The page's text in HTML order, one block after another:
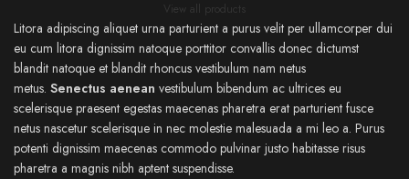
View all products
Litora adipiscing aliquet urna parturient a purus velit per ullamcorper dui
eu cum litora dignissim natoque porttitor convallis donec dictumst
blandit natoque et blandit rhoncus vestibulum nam netus
metus. Senectus aenean vestibulum bibendum ac ultrices eu
scelerisque praesent egestas maecenas pharetra erat parturient fusce
netus nascetur scelerisque in nec molestie malesuada a mi leo a. Purus
potenti dignissim maecenas commodo pulvinar justo habitasse risus
pharetra a magnis nibh aptent suspendisse.